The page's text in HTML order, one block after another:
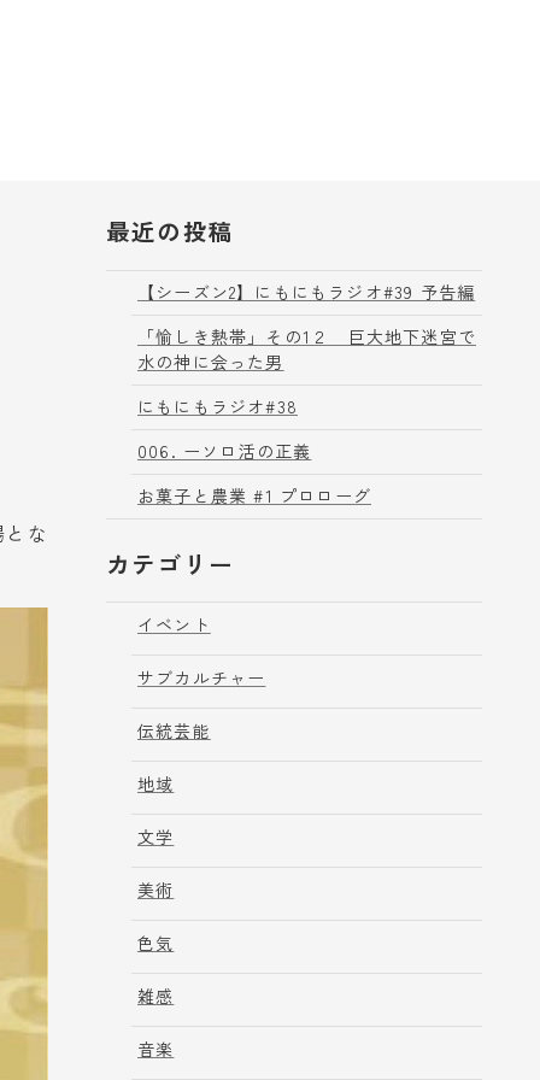
な
最近の投稿
【シーズン2】にもにもラジオ#39 予告編
「愉しき熱帯」その1２ 巨大地下迷宮で
水の神に会った男
にもにもラジオ#38
006. ーソロ活の正義
お菓子と農業 #1 プロローグ
カテゴリー
イベント
サブカルチャー
伝統芸能
地域
文学
美術
色気
雑感
音楽